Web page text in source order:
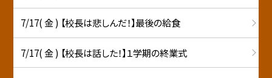
7/17( 金 ) 【校長は悲しんだ！】最後の給食
7/17( 金 ) 【校長は話した！】１学期の終業式